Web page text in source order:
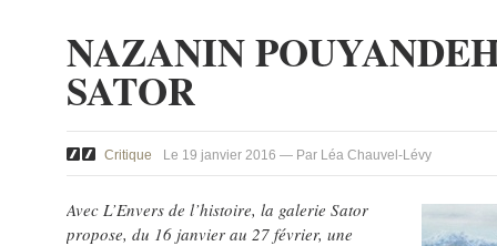
NAZANIN
SATOR
Critique Le 19 janvier 2016 — Par Léa Chauvel-Lévy
Avec L’Envers de l’histoire, la galerie Sator
propose, du 16 janvier au 27 février, une